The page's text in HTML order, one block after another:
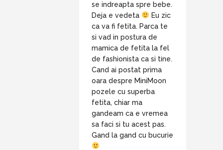
se indreapta spre bebe.
Deja e vedeta
Eu zic
ca va fi fetita. Parca te
si vad in postura de
mamica de fetita la fel
de fashionista ca si tine.
Cand ai postat prima
oara despre MiniMoon
pozele cu superba
fetita, chiar ma
gandeam ca e vremea
sa faci si tu acest pas.
Gand la gand cu bucurie